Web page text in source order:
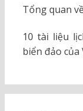
Tổng quan
10 tài liệu
biển đảo của